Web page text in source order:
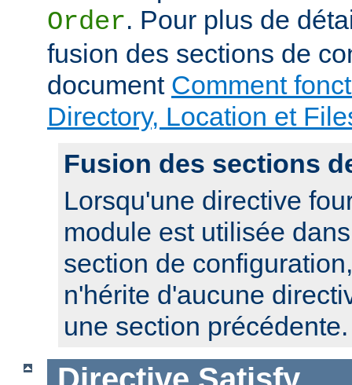
Order. Pour plus de
fusion des sections de
document Comment
Directory, Location et
Fusion des sections
Lorsqu'une directive
module est utilisée
section de
n'hérite d'aucune
une section précédente.